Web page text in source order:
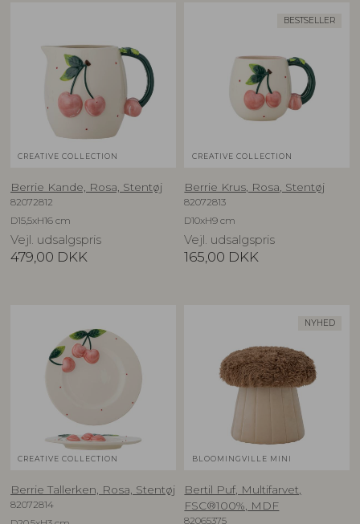
CREATIVE COLLECTION
Berrie Kande, Rosa, Stentøj
82072812
D15,5xH16 cm
Vejl. udsalgspris
479,00 DKK
BESTSELLER
CREATIVE COLLECTION
Berrie Krus, Rosa, Stentøj
82072813
D10xH9 cm
Vejl. udsalgspris
165,00 DKK
CREATIVE COLLECTION
Berrie Tallerken, Rosa, Stentøj
82072814
NYHED
BLOOMINGVILLE MINI
Bertil Puf, Multifarvet,
FSC®100%, MDF
82065375